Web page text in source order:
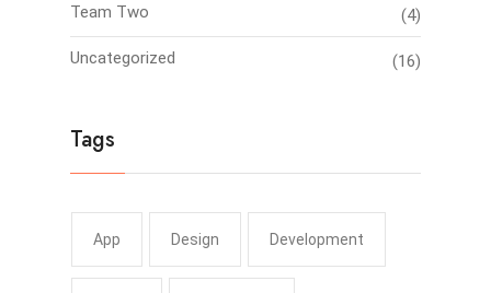
Team Two (4)
Uncategorized (16)
Tags
App Design Development